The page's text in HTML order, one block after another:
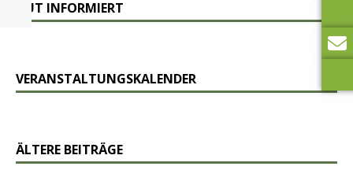
GUT INFORMIERT
VERANSTALTUNGSKALENDER
ÄLTERE BEITRÄGE